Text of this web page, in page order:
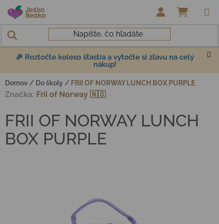
Prejsť na obsah
🎉 Roztočte koleso šťastia a vytočte si zľavu na celý
nákup!
Domov / Do školy / FRII OF NORWAY LUNCH BOX PURPLE
FRII OF NORWAY LUNCH
BOX PURPLE
Značka: Frii of Norway 🇳🇴